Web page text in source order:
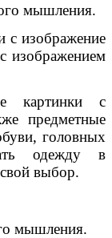
мышления.
с изображение
изображением
картинки с
предметные
головных
одежду в
выбор.
мышления.